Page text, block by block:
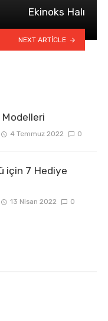
Ekinoks Halı
NEXT ARTICLE
4 Temmuz 2022 0
için 7 Hediye
13 Nisan 2022 0